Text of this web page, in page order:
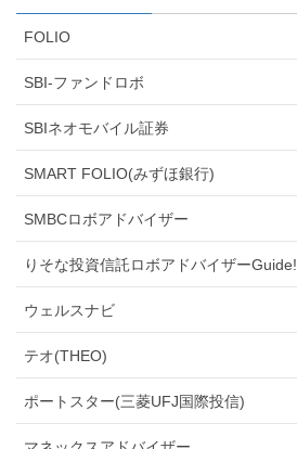
FOLIO
SBI-ファンドロボ
SBIネオモバイル証券
SMART FOLIO(みずほ銀行)
SMBCロボアドバイザー
りそな投資信託ロボアドバイザーGuide!
ウェルスナビ
テオ(THEO)
ポートスター(三菱UFJ国際投信)